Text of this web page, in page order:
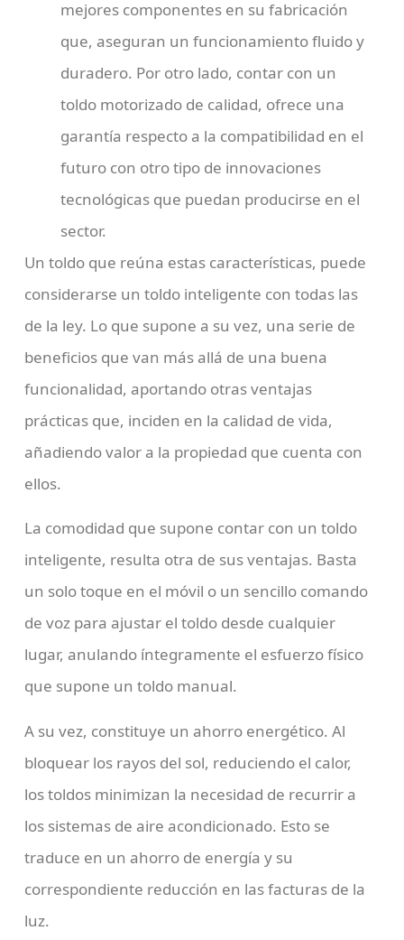
mejores componentes en su fabricación
que, aseguran un funcionamiento fluido y
duradero. Por otro lado, contar con un
toldo motorizado de calidad, ofrece una
garantía respecto a la compatibilidad en el
futuro con otro tipo de innovaciones
tecnológicas que puedan producirse en el
sector.
Un toldo que reúna estas características, puede
considerarse un toldo inteligente con todas las
de la ley. Lo que supone a su vez, una serie de
beneficios que van más allá de una buena
funcionalidad, aportando otras ventajas
prácticas que, inciden en la calidad de vida,
añadiendo valor a la propiedad que cuenta con
ellos.
La comodidad que supone contar con un toldo
inteligente, resulta otra de sus ventajas. Basta
un solo toque en el móvil o un sencillo comando
de voz para ajustar el toldo desde cualquier
lugar, anulando íntegramente el esfuerzo físico
que supone un toldo manual.
A su vez, constituye un ahorro energético. Al
bloquear los rayos del sol, reduciendo el calor,
los toldos minimizan la necesidad de recurrir a
los sistemas de aire acondicionado. Esto se
traduce en un ahorro de energía y su
correspondiente reducción en las facturas de la
luz.